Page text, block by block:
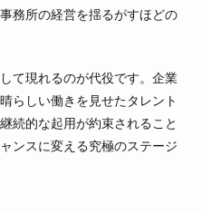
務所の経営を揺るがすほどの
て現れるのが代役です。企業
らしい働きを見せたタレント
続的な起用が約束されること
ンスに変える究極のステージ